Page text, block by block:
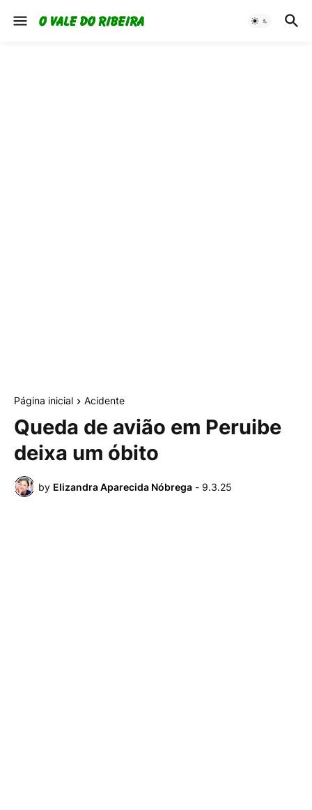
Página inicial Acidente
Queda de avião em Peruibe
deixa um óbito
by Elizandra Aparecida Nóbrega - 9.3.25